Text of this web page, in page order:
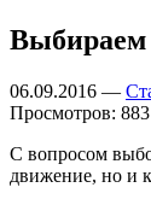
Выбираем
06.09.2016 —
Просмотров: 883
С вопросом
движение, но и